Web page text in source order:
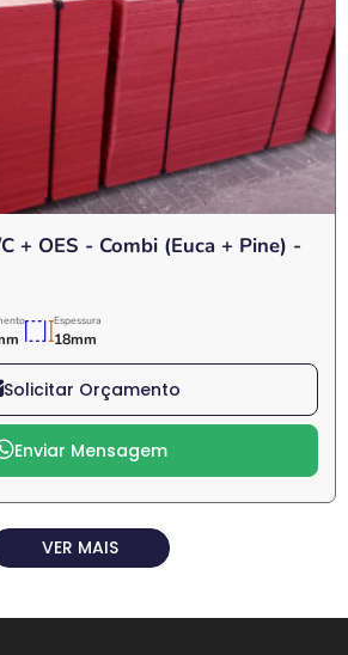
+ OES - Combi (Euca + Pine) -
Espessura
18mm
Solicitar Orçamento
Enviar Mensagem
VER MAIS